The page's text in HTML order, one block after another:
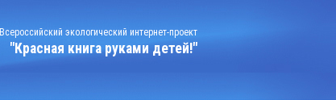
Всероссийский экологический интернет-проект
"Красная книга руками детей!"